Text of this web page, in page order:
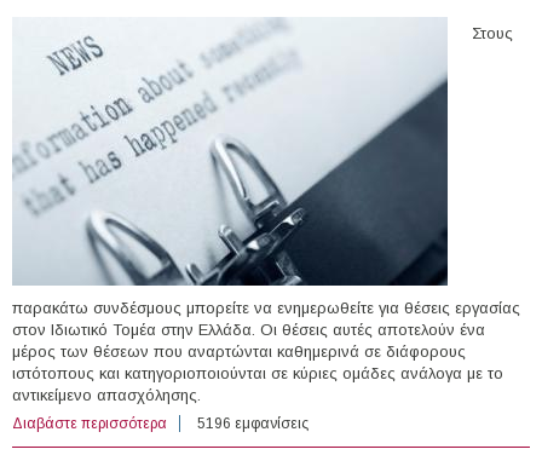
Στους
παρακάτω συνδέσμους μπορείτε να ενημερωθείτε για θέσεις εργασίας
στον Ιδιωτικό Τομέα στην Ελλάδα. Οι θέσεις αυτές αποτελούν ένα
μέρος των θέσεων που αναρτώνται καθημερινά σε διάφορους
ιστότοπους και κατηγοριοποιούνται σε κύριες ομάδες ανάλογα με το
αντικείμενο απασχόλησης.
Διαβάστε περισσότερα για 119 θέσεις εργασίας στον Ιδιωτικό Τομέα στην
Ελλάδα (05/06/2015)
5196 εμφανίσεις